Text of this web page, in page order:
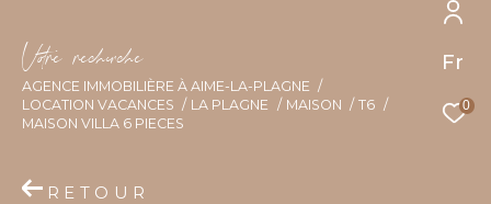
Fr
0
Vore recece
AGENCE IMMOBILIÈRE À AIME-LA-PLAGNE
LOCATION VACANCES
LA PLAGNE MAISON
T6
MAISON VILLA 6 PIECES
RETOUR